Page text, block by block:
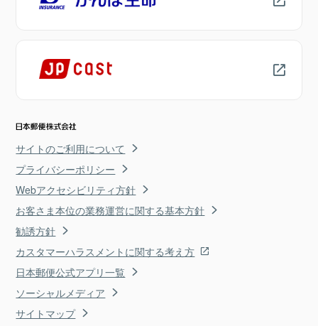
サイトのご利用について
プライバシーポリシー
Webアクセシビリティ方針
お客さま本位の業務運営に関する基本方針
勧誘方針
カスタマーハラスメントに関する考え方
日本郵便公式アプリ一覧
ソーシャルメディア
サイトマップ